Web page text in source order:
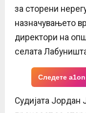
за сторени
назначувањето
директори на
селата
Следете
Судијата Јордан